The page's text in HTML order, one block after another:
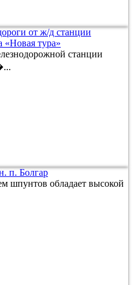
от ж/д станции
«Новая тура»
станции
п. Болгар
шпунтов обладает высокой